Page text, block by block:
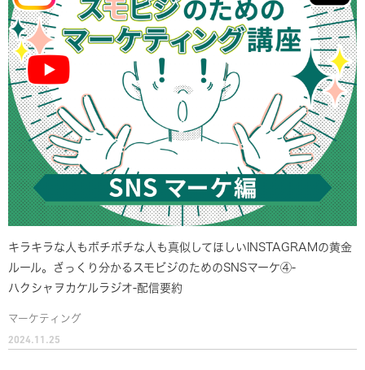
キラキラな人もボチボチな人も真似してほしいINSTAGRAMの黄金
ルール。ざっくり分かるスモビジのためのSNSマーケ④-
ハクシャヲカケルラジオ-配信要約
マーケティング
2024.11.25